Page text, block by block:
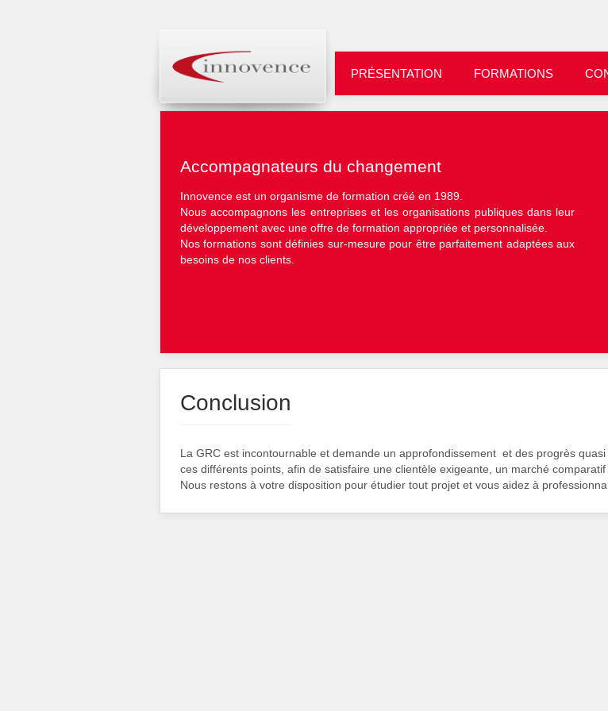
PRÉSENTATION FORMATIONS
Accompagnateurs du changement
Innovence est un organisme de formation créé en 1989.
Nous accompagnons les entreprises et les organisations publiques dans leur
développement avec une offre de formation appropriée et personnalisée.
Nos formations sont définies sur-mesure pour être parfaitement adaptées aux
besoins de nos clients.
Conclusion
La GRC est incontournable et demande un approfondissement et des progrès
ces différents points, afin de satisfaire une clientèle exigeante, un marché comparatif
Nous restons à votre disposition pour étudier tout projet et vous aidez à